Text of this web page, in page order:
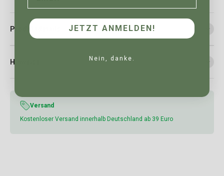
Produktdetails
Hinweise
Versand
Kostenloser Versand innerhalb Deutschland ab 39 Euro
JETZT ANMELDEN!
Nein, danke.